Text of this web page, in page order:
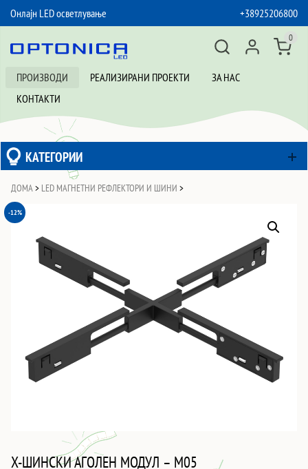
Онлајн LED осветлување
+38925206800
ПРОИЗВОДИ РЕАЛИЗИРАНИ ПРОЕКТИ
ЗА НАС
КОНТАКТИ
0
КАТЕГОРИИ
ДОМА > LED МАГНЕТНИ РЕФЛЕКТОРИ И ШИНИ >
-12%
X-ШИНСКИ АГОЛЕН МОДУЛ – M05